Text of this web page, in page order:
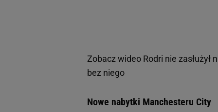
Zobacz wideo Rodri nie zasłużył
bez niego
Nowe nabytki Manchesteru City